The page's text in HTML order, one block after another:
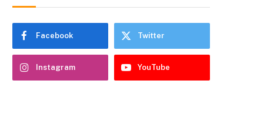
Facebook Twitter
Instagram YouTube